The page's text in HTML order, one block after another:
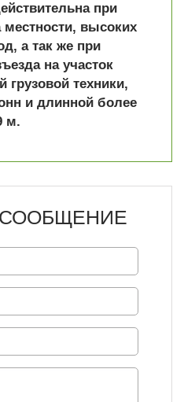
при
местности, высоких
а так же при
на участок
грузовой техники,
и длинной более
м.